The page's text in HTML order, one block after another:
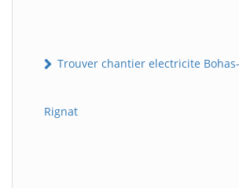
Trouver chantier electricite
Rignat